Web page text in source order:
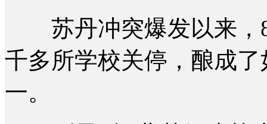
苏丹冲突爆发以来，
千多所学校关停，酿成
一。